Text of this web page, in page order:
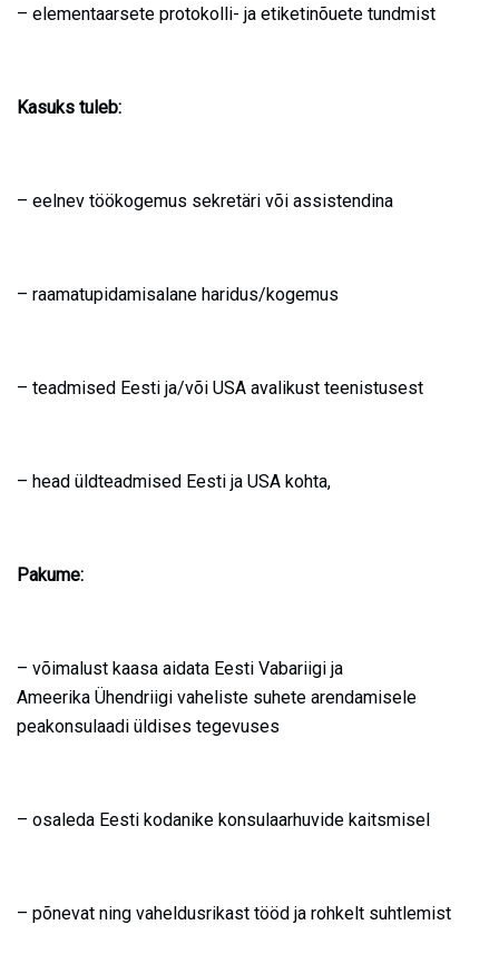
– elementaarsete protokolli- ja etiketinõuete tundmist
Kasuks tuleb:
– eelnev töökogemus sekretäri või assistendina
– raamatupidamisalane haridus/kogemus
– teadmised Eesti ja/või USA avalikust teenistusest
– head üldteadmised Eesti ja USA kohta,
Pakume:
– võimalust kaasa aidata Eesti Vabariigi ja
Ameerika Ühendriigi vaheliste suhete arendamisele
peakonsulaadi üldises tegevuses
– osaleda Eesti kodanike konsulaarhuvide kaitsmisel
– põnevat ning vaheldusrikast tööd ja rohkelt suhtlemist